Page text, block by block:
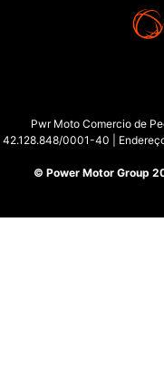
Pwr Moto Comercio de
42.128.848/0001-40 |
© Power Motor Group